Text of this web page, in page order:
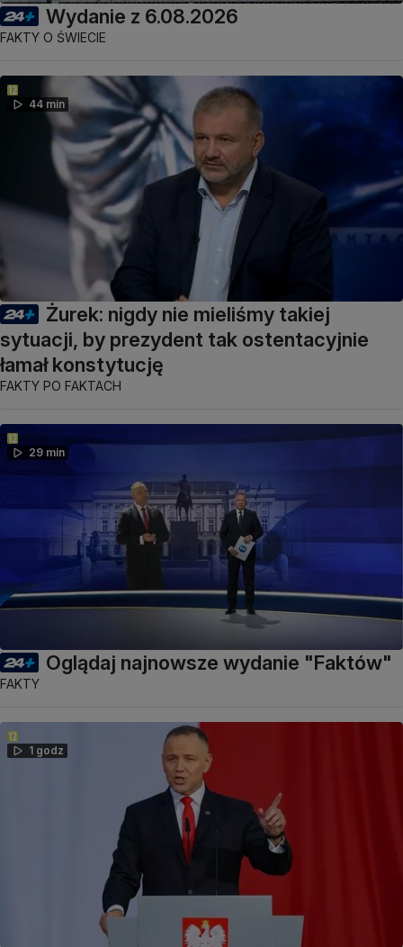
Wydanie z 6.08.2026
FAKTY O ŚWIECIE
44 min
Żurek: nigdy nie mieliśmy takiej
sytuacji, by prezydent tak ostentacyjnie
łamał konstytucję
FAKTY PO FAKTACH
29 min
Oglądaj najnowsze wydanie "Faktów"
FAKTY
1 godz